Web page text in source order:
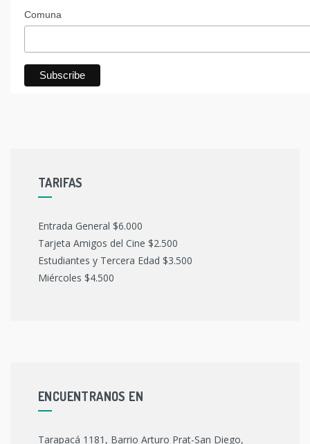
Comuna
TARIFAS
Entrada General $6.000
Tarjeta Amigos del Cine $2.500
Estudiantes y Tercera Edad $3.500
Miércoles $4.500
ENCUENTRANOS EN
Tarapacá 1181, Barrio Arturo Prat-San Diego,